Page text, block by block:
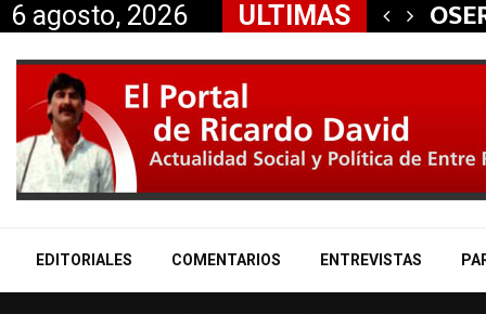
6 agosto, 2026 ULTIMAS
aliados a la…
EDITORIALES COMENTARIOS ENTREVISTAS